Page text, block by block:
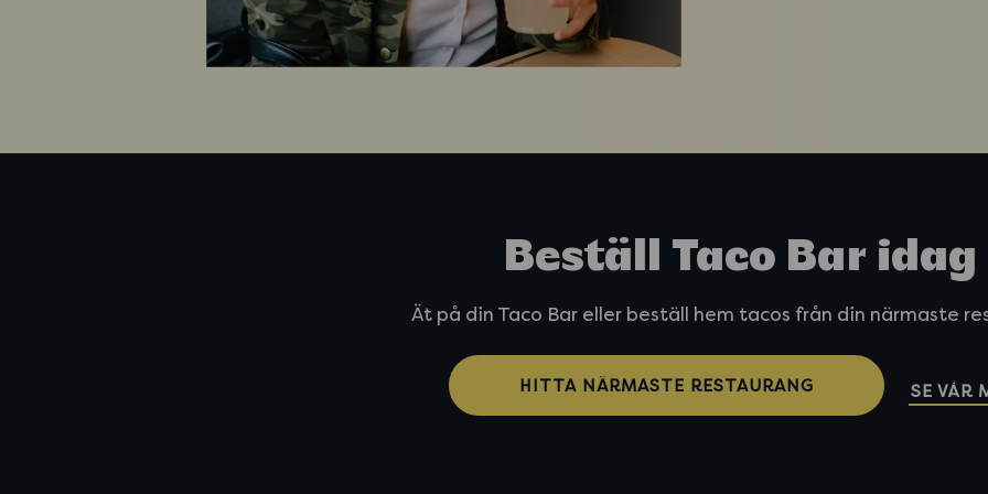
Beställ Taco Bar idag
Ät på din Taco Bar eller beställ hem tacos från din närmaste
HITTA NÄRMASTE RESTAURANG SE VÅR